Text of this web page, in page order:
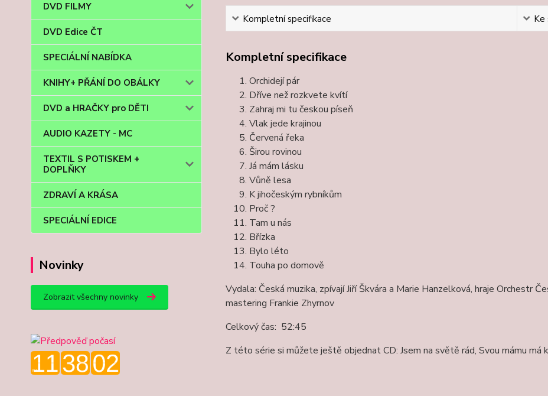
DVD FILMY
DVD Edice ČT
SPECIÁLNÍ NABÍDKA
KNIHY+ PŘÁNÍ DO OBÁLKY
DVD a HRAČKY pro DĚTI
AUDIO KAZETY - MC
TEXTIL S POTISKEM +
DOPLŇKY
ZDRAVÍ A KRÁSA
SPECIÁLNÍ EDICE
Novinky
Zobrazit všechny novinky
Kompletní specifikace Ke
Kompletní specifikace
Orchidejí pár
Dříve než rozkvete kvítí
Zahraj mi tu českou píseň
Vlak jede krajinou
Červená řeka
Širou rovinou
Já mám lásku
Vůně lesa
K jihočeským rybníkům
Proč ?
Tam u nás
Břízka
Bylo léto
Touha po domově
Vydala: Česká muzika, zpívají Jiří Škvára a Marie Hanzelková, hraje Orchestr
mastering Frankie Zhyrnov
Celkový čas: 52:45
Z této série si můžete ještě objednat CD: Jsem na světě rád, Svou mámu má